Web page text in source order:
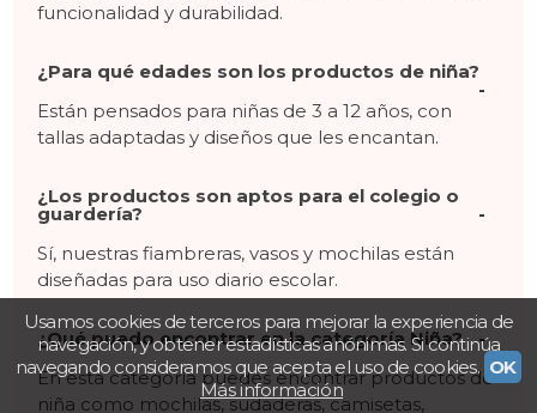
funcionalidad y durabilidad.
¿Para qué edades son los productos de niña?
Están pensados para niñas de 3 a 12 años, con
tallas adaptadas y diseños que les encantan.
¿Los productos son aptos para el colegio o
guardería?
Sí, nuestras fiambreras, vasos y mochilas están
diseñadas para uso diario escolar.
¿Qué puedo encontrar en la categoría Niña?
En esta categoría puedes encontrar productos de
niña como mochilas, sudaderas, camisetas,
Usamos cookies de terceros para mejorar la experiencia de
navegación, y obtener estadísticas anónimas. Si continúa
navegando consideramos que acepta el uso de cookies. OK
Más información